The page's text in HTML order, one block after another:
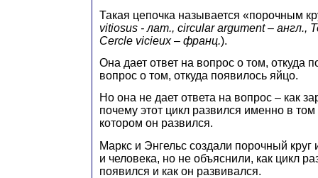
Такая цепочка называется «порочным
vitiosus - лат., сircular argument – англ.,
Cercle vicieux – франц.).
Она дает ответ на вопрос о том, откуда
вопрос о том, откуда появилось яйцо.
Но она не дает ответа на вопрос – как
почему этот цикл развился именно в
котором он развился.
Маркс и Энгельс создали порочный круг
и человека, но не объяснили, как цикл
появился и как он развивался.